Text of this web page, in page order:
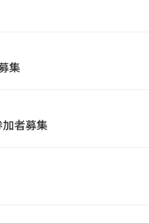
集
者募集